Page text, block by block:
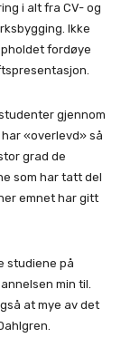
i alt fra CV- og
Ikke
fordøye
gjennom
«overlevd» så
grad de
som har tatt del
emnet har gitt
studiene på
min til.
at mye av det